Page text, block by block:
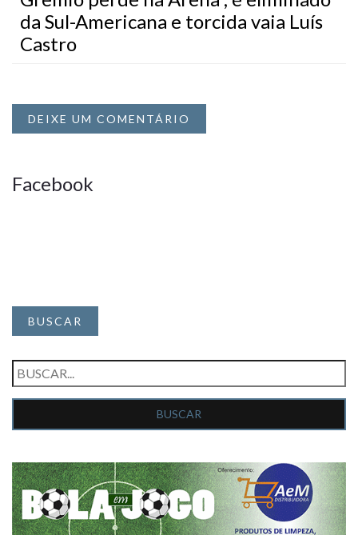
da Sul-Americana e torcida vaia Luís
Castro
DEIXE UM COMENTÁRIO
Facebook
BUSCAR